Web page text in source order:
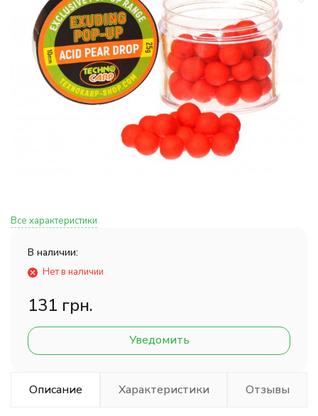
Все характеристики
В наличии:
Нет в наличии
131 грн.
Уведомить
Описание Характеристики Отзывы